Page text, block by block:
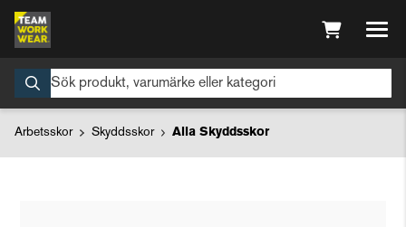
Arbetsskor Skyddsskor Alla Skyddsskor